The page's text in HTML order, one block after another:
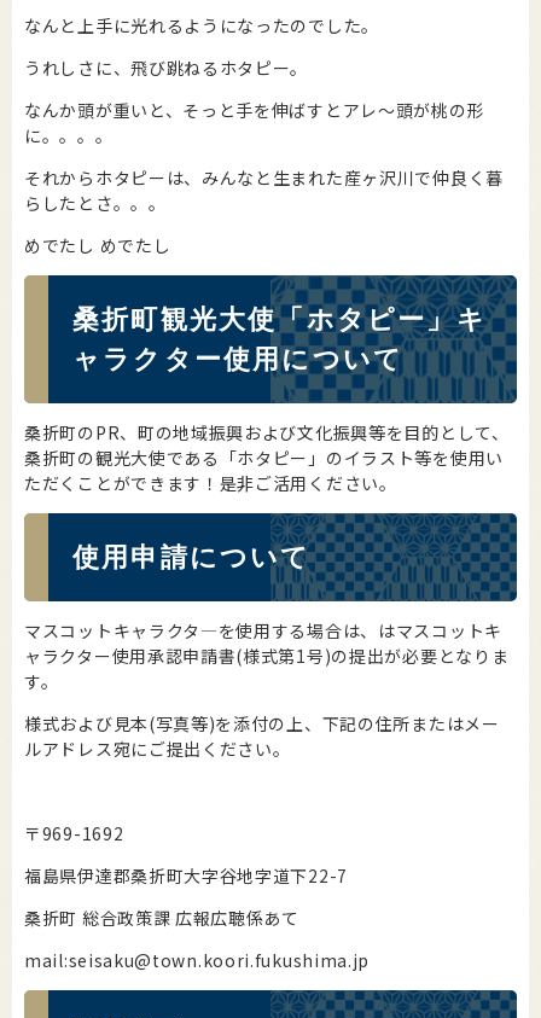
なんと上手に光れるようになったのでした。
うれしさに、飛び跳ねるホタピー。
なんか頭が重いと、そっと手を伸ばすとアレ～頭が桃の形
に。。。。
それからホタピーは、みんなと生まれた産ヶ沢川で仲良く暮
らしたとさ。。。
めでたし めでたし
桑折町観光大使「ホタピー」キ
ャラクター使用について
桑折町のPR、町の地域振興および文化振興等を目的として、
桑折町の観光大使である「ホタピー」のイラスト等を使用い
ただくことができます！是非ご活用ください。
使用申請について
マスコットキャラクタ―を使用する場合は、はマスコットキ
ャラクター使用承認申請書(様式第1号)の提出が必要となりま
す。
様式および見本(写真等)を添付の上、下記の住所またはメー
ルアドレス宛にご提出ください。
〒969-1692
福島県伊達郡桑折町大字谷地字道下22-7
桑折町 総合政策課 広報広聴係あて
mail:seisaku@town.koori.fukushima.jp